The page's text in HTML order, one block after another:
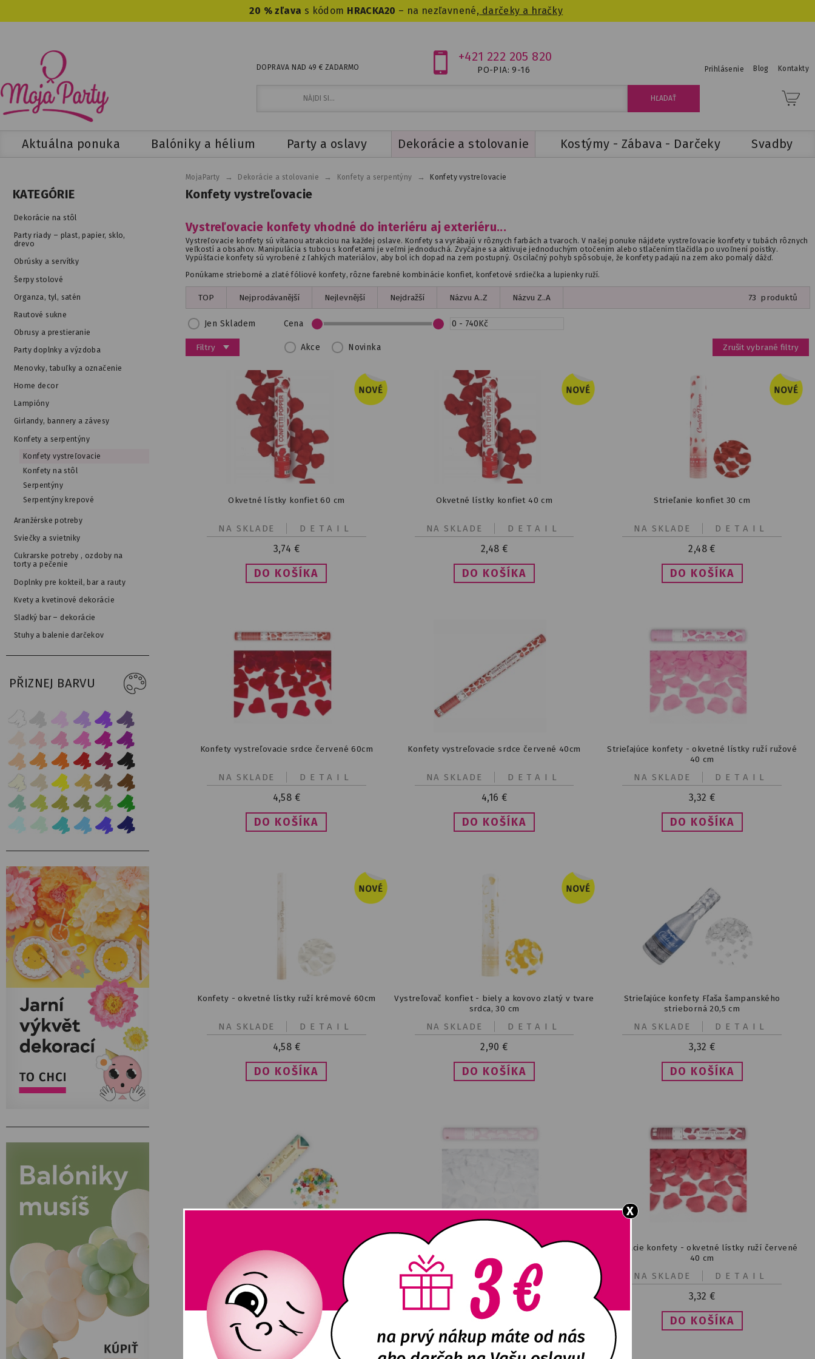
X
20 % zľava s kódom HRACKA20 – na nezľavnené, darčeky a hračky
DOPRAVA NAD 49 € ZADARMO
+421 222 205 820
PO-PIA: 9-16 Prihlásenie Blog Kontakty
Aktuálna ponuka Balóniky a hélium Party a oslavy Dekorácie a stolovanie Kostýmy - Zábava - Darčeky Svadby
KATEGÓRIE
Dekorácie na stôl
Party riady – plast, papier, sklo,
drevo
Obrúsky a servítky
Šerpy stolové
Organza, tyl, satén
Rautové sukne
Obrusy a prestieranie
Party doplnky a výzdoba
Menovky, tabuľky a označenie
Home decor
Lampióny
Girlandy, bannery a závesy
Konfety a serpentýny
Konfety vystreľovacie
Konfety na stôl
Serpentýny
Serpentýny krepové
Aranžérske potreby
Sviečky a svietniky
Cukrarske potreby , ozdoby na
torty a pečenie
Doplnky pre kokteil, bar a rauty
Kvety a kvetinové dekorácie
Sladký bar – dekorácie
Stuhy a balenie darčekov
PŘIZNEJ BARVU
Konfety vystreľovacie
MojaParty → Dekorácie a stolovanie → Konfety a serpentýny → Konfety vystreľovacie
Vystreľovacie konfety vhodné do interiéru aj exteriéru...
Vystreľovacie konfety sú vítanou atrakciou na každej oslave. Konfety sa vyrábajú v rôznych farbách a tvaroch. V našej ponuke nájdete vystreľovacie konfety v tubách rôznych
veľkostí a obsahov. Manipulácia s tubou s konfetami je veľmi jednoduchá. Zvyčajne sa aktivuje jednoduchým otočením alebo stlačením tlačidla po uvoľnení poistky.
Vypúšťacie konfety sú vyrobené z ľahkých materiálov, aby bol ich dopad na zem postupný. Oscilačný pohyb spôsobuje, že konfety padajú na zem ako pomalý dážď.
Ponúkame strieborné a zlaté fóliové konfety, rôzne farebné kombinácie konfiet, konfetové srdiečka a lupienky ruží.
TOP Nejprodávanější Nejlevnější Nejdražší Názvu A..Z Názvu Z..A 73 produktů
Filtry
Jen Skladem
Akce Novinka
Cena
Zrušit vybrané filtry
Okvetné lístky konfiet 60 cm
3,74 €
DETAIL
NA SKLADE
Okvetné lístky konfiet 40 cm
2,48 €
DETAIL
NA SKLADE
Strieľanie konfiet 30 cm
2,48 €
DETAIL
NA SKLADE
Konfety vystreľovacie srdce červené 60cm
4,58 €
DETAIL
NA SKLADE
Konfety vystreľovacie srdce červené 40cm
4,16 €
DETAIL
NA SKLADE
Strieľajúce konfety - okvetné lístky ruží ružové
40 cm
3,32 €
DETAIL
NA SKLADE
Konfety - okvetné lístky ruží krémové 60cm
4,58 €
DETAIL
NA SKLADE
Vystreľovač konfiet - biely a kovovo zlatý v tvare
srdca, 30 cm
2,90 €
DETAIL
NA SKLADE
Strieľajúce konfety Fľaša šampanského
strieborná 20,5 cm
3,32 €
DETAIL
NA SKLADE
Strieľanie konfiet Cirkus 20 cm
DETAIL
NA SKLADE
Strelecké konfety - Svadobné lístky biele 40 cm
3,32€
DETAIL
NA SKLADE
Strieľacie konfety - okvetné lístky ruží červené
40 cm
3,32 €
DETAIL
NA SKLADE